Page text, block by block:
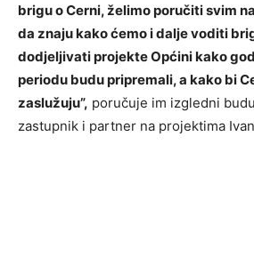
brigu o Cerni, želimo poručiti svim
da znaju kako ćemo i dalje voditi
dodjeljivati projekte Općini kako
periodu budu pripremali, a kako bi
zaslužuju”, poručuje im izgledni
zastupnik i partner na projektima